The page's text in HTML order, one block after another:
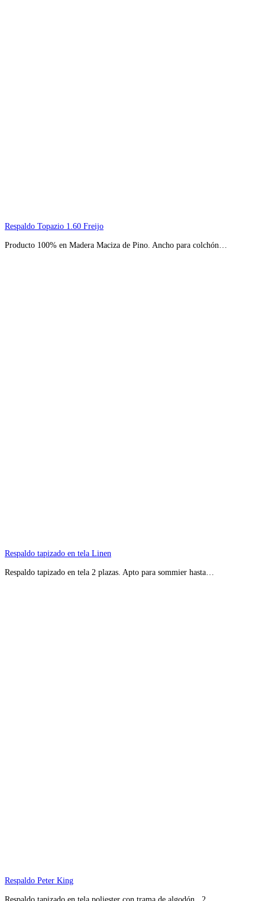
Respaldo Topazio 1.60 Freijo
Producto 100% en Madera Maciza de Pino. Ancho para colchón…
Respaldo tapizado en tela Linen
Respaldo tapizado en tela 2 plazas. Apto para sommier hasta…
Respaldo Peter King